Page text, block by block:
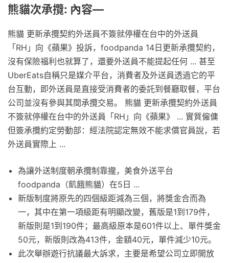
熊貓次承攬: 內容—
熊貓 更新承攬契約外送員不簽就停權在台中的外送員
「RH」向《蘋果》投訴，foodpanda 14日更新承攬契約，
沒有保險福利也就算了，還要外送員不能提起任何 ... 甚至
UberEats自稱只是媒介平台，消費者及外送員透過它的平
台互動，即外送員是直接受消費者的委託到餐廳取餐，平台
公司並沒有參與其間承攬交易。 熊貓 更新承攬契約外送員
不簽就停權在台中的外送員「RH」向《蘋果》 ... 實質僱傭
但簽承攬約定勞動部：經法院認定無效不能求償官員說，若
外送員實際上 ...
為讓外送制度朝承攬制靠攏，美食外送平台
foodpanda（飢餓熊貓）在5日 ...
新版制度將原先的四個級距減為三個，將獎金合而為
一，其中在第一項級距有明顯改變，舊版是1到179件，
新版則是1到190件；最高級原本是601件以上、單件獎金
50元，新版則改為413件，金額40元，單件減少10元。
此次舉辦遊行抗議最大訴求，主要是希望公司立即開放